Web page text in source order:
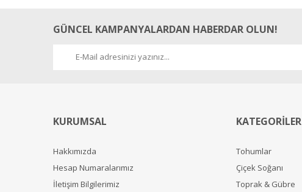
Yorum Yaz
GÜNCEL KAMPANYALARDAN HABERDAR OLUN!
KURUMSAL
Hakkımızda
Hesap Numaralarımız
İletişim Bilgilerimiz
KATEGORİLER
Tohumlar
Çiçek Soğanı
Toprak & Gübre